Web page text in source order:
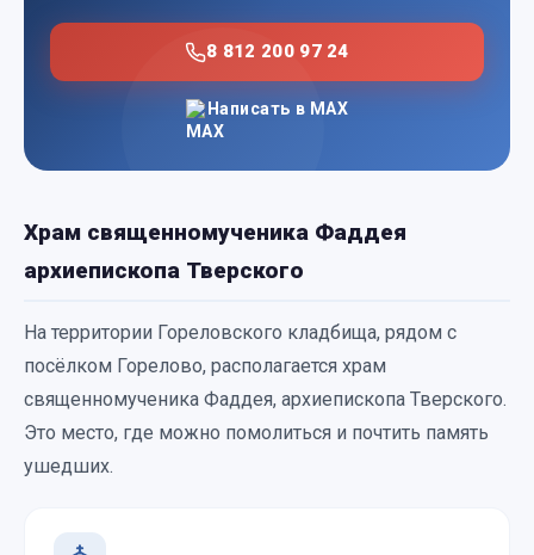
8 812 200 97 24
Написать в MAX
Храм священномученика Фаддея
архиепископа Тверского
На территории Гореловского кладбища, рядом с
посёлком Горелово, располагается храм
священномученика Фаддея, архиепископа Тверского.
Это место, где можно помолиться и почтить память
ушедших.